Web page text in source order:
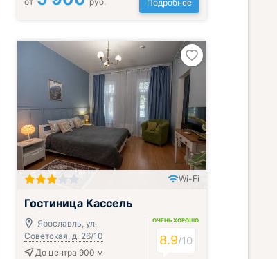
Подробнее
Wi-Fi
Гостиница Кассель
Ярославль, ул.
Советская, д. 26/10
До центра 900 м
ОЧЕНЬ ХОРОШО
8.9/10